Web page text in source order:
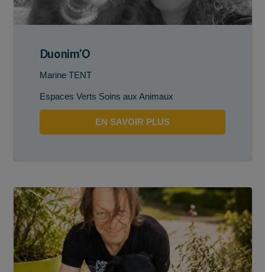
Duonim’O
Marine TENT
Espaces Verts Soins aux Animaux
EN SAVOIR PLUS